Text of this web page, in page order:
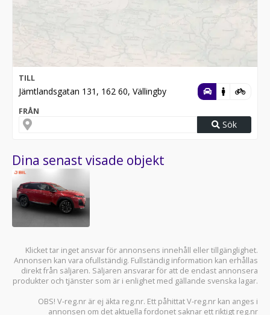
TILL
Jämtlandsgatan 131, 162 60, Vällingby
FRÅN
Sök
Dina senast visade objekt
Klicket tar inget ansvar för annonsens innehåll eller tillgänglighet.
Annonsen kan vara ofullständig. Fullständig information kan erhållas
direkt från säljaren. Säljaren ansvarar för att de endast annonsera
produkter och tjänster som är i enlighet med gällande svenska lagar.
OBS! V-reg.nr är ej äkta reg.nr. Ett påhittat V-reg.nr kan anges i
annonsen om det aktuella fordonet saknar ett riktigt reg.nr